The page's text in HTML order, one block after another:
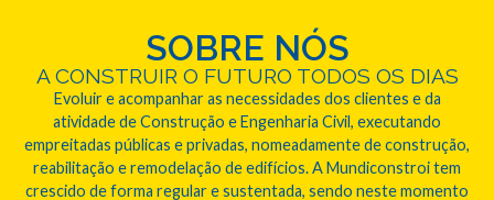
SOBRE NÓS
A CONSTRUIR O FUTURO TODOS OS DIAS
Evoluir e acompanhar as necessidades dos clientes e da
atividade de Construção e Engenharia Civil, executando
empreitadas públicas e privadas, nomeadamente de construção,
reabilitação e remodelação de edifícios. A Mundiconstroi tem
crescido de forma regular e sustentada, sendo neste momento